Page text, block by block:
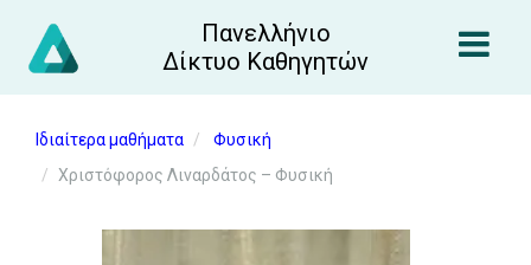
Πανελλήνιο
Δίκτυο Καθηγητών
Ιδιαίτερα μαθήματα
Φυσική
Χριστόφορος Λιναρδάτος – Φυσική